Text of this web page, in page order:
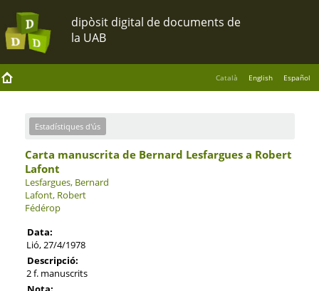
Català English Español
Estadístiques d'ús
Carta manuscrita de Bernard Lesfargues a Robert
Lafont
Lesfargues, Bernard
Lafont, Robert
Fédérop
Data:
Lió, 27/4/1978
Descripció:
2 f. manuscrits